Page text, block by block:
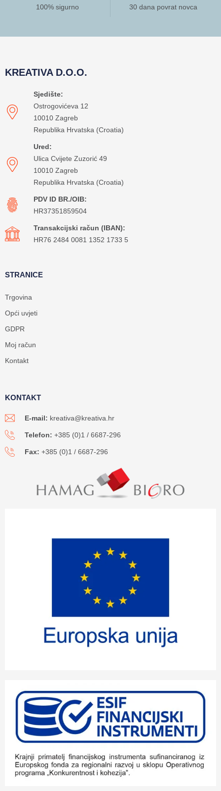
100% sigurno 30 dana povrat novca
KREATIVA D.O.O.
Sjedište:
Ostrogovićeva 12
10010 Zagreb
Republika Hrvatska (Croatia)
Ured:
Ulica Cvijete Zuzorić 49
10010 Zagreb
Republika Hrvatska (Croatia)
PDV ID BR./OIB:
HR37351859504
Transakcijski račun (IBAN):
HR76 2484 0081 1352 1733 5
STRANICE
Trgovina
Opći uvjeti
GDPR
Moj račun
Kontakt
KONTAKT
E-mail: kreativa@kreativa.hr
Telefon: +385 (0)1 / 6687-296
Fax: +385 (0)1 / 6687-296